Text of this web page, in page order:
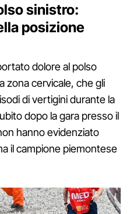
sinistro:
posizione
dolore al polso
zona cervicale, che gli
di vertigini durante la
dopo la gara presso il
hanno evidenziato
il campione piemontese